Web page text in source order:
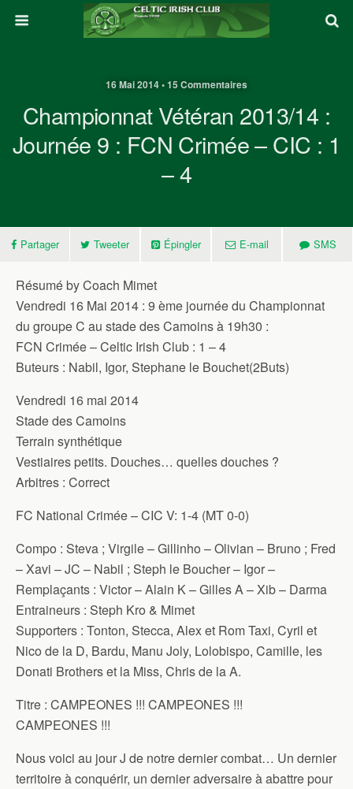
16 Mai 2014 • 15 Commentaires
Championnat Vétéran 2013/14 :
Journée 9 : FCN Crimée – CIC : 1
– 4
Partager Tweeter Épingler E-mail SMS
Résumé by Coach Mimet
Vendredi 16 Mai 2014 : 9 ème journée du Championnat
du groupe C au stade des Camoins à 19h30 :
FCN Crimée – Celtic Irish Club : 1 – 4
Buteurs : Nabil, Igor, Stephane le Bouchet(2Buts)
Vendredi 16 mai 2014
Stade des Camoins
Terrain synthétique
Vestiaires petits. Douches… quelles douches ?
Arbitres : Correct
FC National Crimée – CIC V: 1-4 (MT 0-0)
Compo : Steva ; Virgile – Gillinho – Olivian – Bruno ; Fred
– Xavi – JC – Nabil ; Steph le Boucher – Igor –
Remplaçants : Victor – Alain K – Gilles A – Xib – Darma
Entraineurs : Steph Kro & Mimet
Supporters : Tonton, Stecca, Alex et Rom Taxi, Cyril et
Nico de la D, Bardu, Manu Joly, Lolobispo, Camille, les
Donati Brothers et la Miss, Chris de la A.
Titre : CAMPEONES !!! CAMPEONES !!!
CAMPEONES !!!
Nous voici au jour J de notre dernier combat… Un dernier
territoire à conquérir, un dernier adversaire à abattre pour